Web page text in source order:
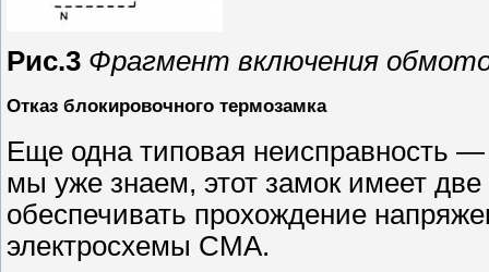
Рис.3 Фрагмент включения
Отказ блокировочного термозамка
Еще одна типовая неисправность —
мы уже знаем, этот замок имеет
обеспечивать прохождение
электросхемы СМА.